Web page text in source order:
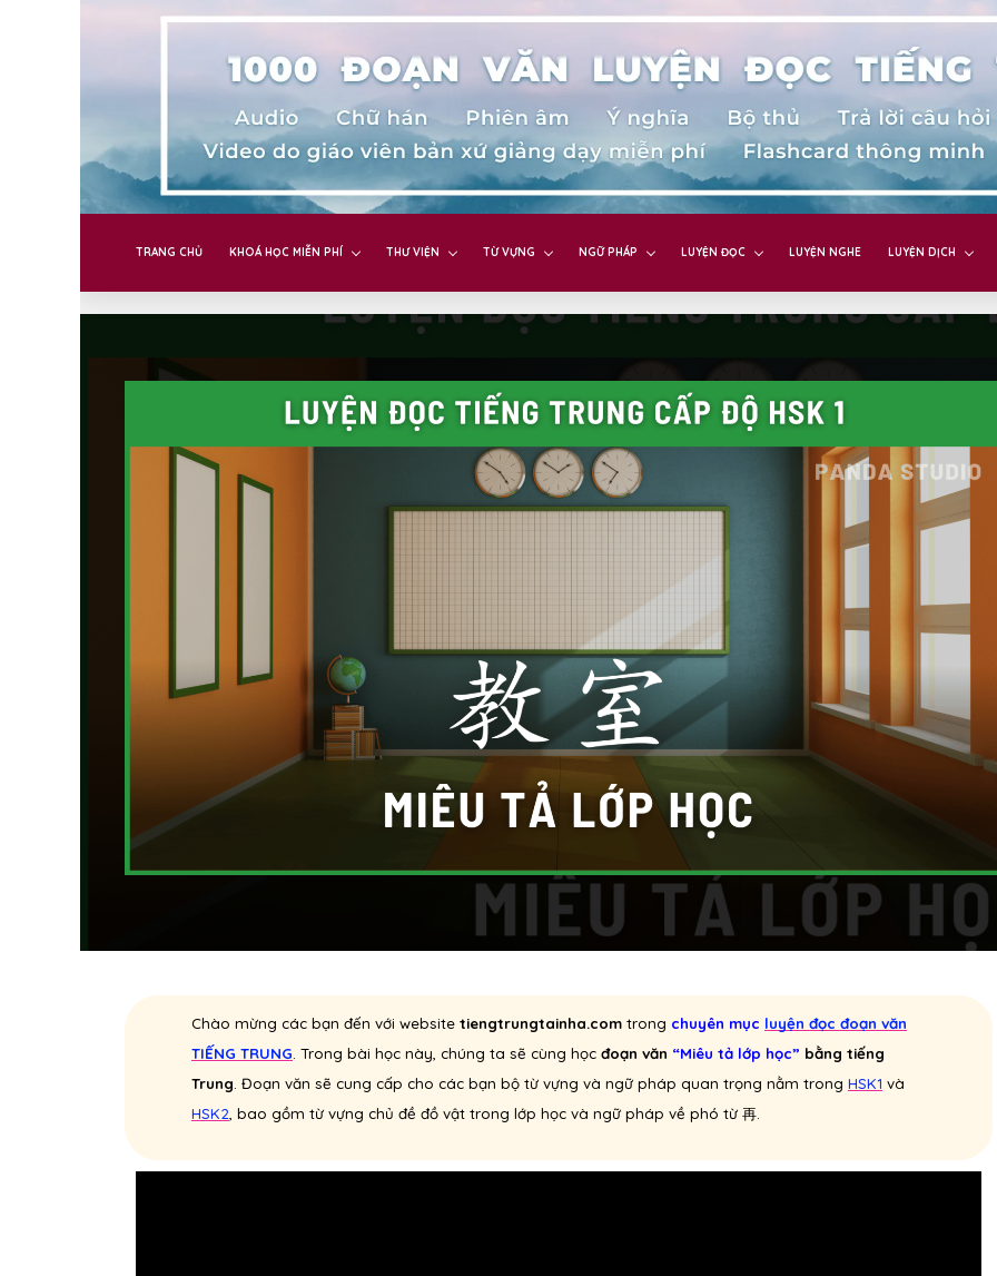
TRANG CHỦ KHOÁ HỌC MIỄN PHÍ THƯ VIỆN TỪ VỰNG NGỮ PHÁP LUYỆN ĐỌC LUYỆN NGHE LUYỆN DỊCH
Chào mừng các bạn đến với website tiengtrungtainha.com trong chuyên mục luyện đọc đoạn văn
TIẾNG TRUNG. Trong bài học này, chúng ta sẽ cùng học đoạn văn “Miêu tả lớp học” bằng tiếng
Trung. Đoạn văn sẽ cung cấp cho các bạn bộ từ vựng và ngữ pháp quan trọng nằm trong HSK1 và
HSK2, bao gồm từ vựng chủ đề đồ vật trong lớp học và ngữ pháp về phó từ 再.